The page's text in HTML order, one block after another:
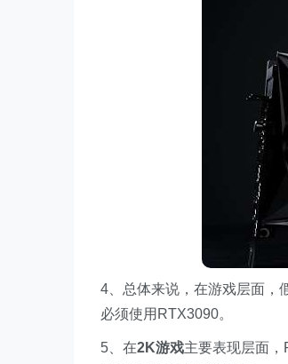
4、总体来说，在游戏层面，
必须使用RTX3090。
5、在2K游戏主要表现层面